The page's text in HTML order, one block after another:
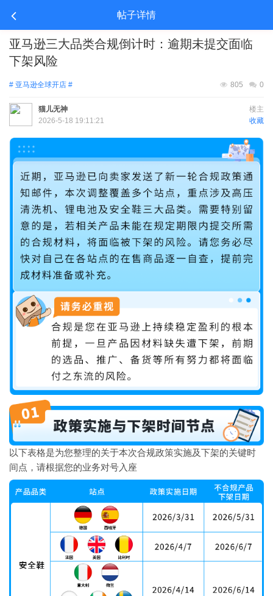
帖子详情
亚马逊三大品类合规倒计时：逾期未提交面临
下架风险
# 亚马逊全球开店 # 0
805
楼主
猫儿无神
收藏
2026-5-18 19:11:21
以下表格是为您整理的关于本次合规政策实施及下架的关键时
间点，请根据您的业务对号入座